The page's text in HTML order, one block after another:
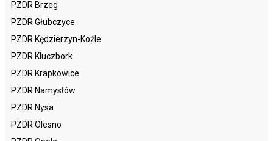
PZDR Brzeg
PZDR Głubczyce
PZDR Kędzierzyn-Koźle
PZDR Kluczbork
PZDR Krapkowice
PZDR Namysłów
PZDR Nysa
PZDR Olesno